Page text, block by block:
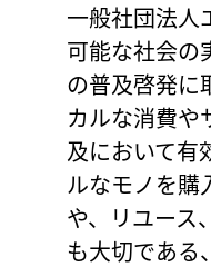
一般社団法人
可能な社会の
の普及啓発に
カルな消費や
及において有
ルなモノを購
や、リユース
も大切である